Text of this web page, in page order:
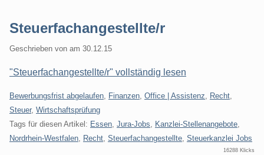
Steuerfachangestellte/r
Geschrieben von am 30.12.15
"Steuerfachangestellte/r" vollständig lesen
Kategorien:
Bewerbungsfrist abgelaufen Finanzen Office | Assistenz Recht
Steuer, Wirtschaftsprüfung
Tags für diesen Artikel: Essen Jura-Jobs Kanzlei-Stellenangebote
Nordrhein-Westfalen
Recht Steuerfachangestellte Steuerkanzlei Jobs
16288 Klicks